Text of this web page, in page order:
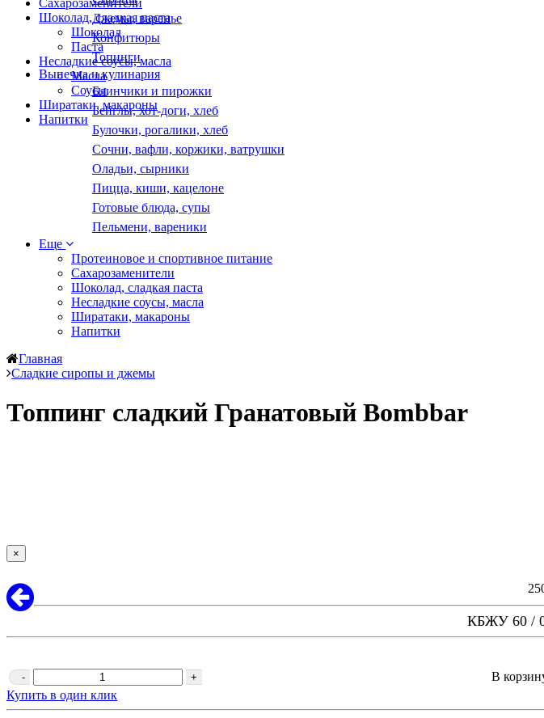
Сахарозаменители
Шоколад, сладкая паста
Шоколад
Паста
Несладкие соусы, масла
Масла
Соусы
Ширатаки, макароны
Напитки
Джемы, варенье
Конфитюры
Топинги
Выпечка и кулинария
Блинчики и пирожки
Бейглы, хот-доги, хлеб
Булочки, рогалики, хлеб
Сочни, вафли, коржики, ватрушки
Оладьи, сырники
Пицца, киши, кацелоне
Готовые блюда, супы
Пельмени, вареники
Еще
Протеиновое и спортивное питание
Сахарозаменители
Шоколад, сладкая паста
Несладкие соусы, масла
Ширатаки, макароны
Напитки
Главная
Сладкие сиропы и джемы
Топпинг сладкий Гранатовый Bombbar
×
КБЖУ 60 /
- +
В
Купить в один клик